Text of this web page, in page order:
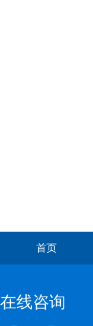
首页
在线咨询